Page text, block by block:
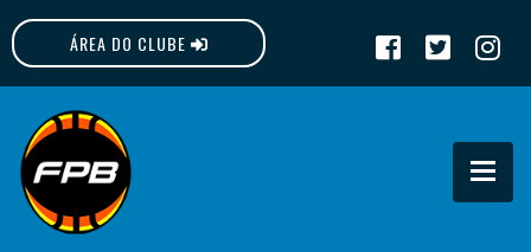
ÁREA DO CLUBE
FPB